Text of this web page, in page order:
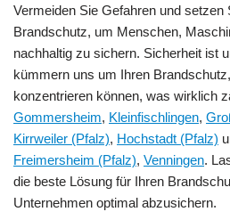
Vermeiden Sie Gefahren und setzen
Brandschutz, um Menschen,
nachhaltig zu sichern. Sicherheit ist
kümmern uns um Ihren
konzentrieren können, was wirklich
Gommersheim, Kleinfischlingen,
Kirrweiler (Pfalz), Hochstadt (Pfalz)
Freimersheim (Pfalz), Venningen.
die beste Lösung für Ihren
Unternehmen optimal abzusichern.